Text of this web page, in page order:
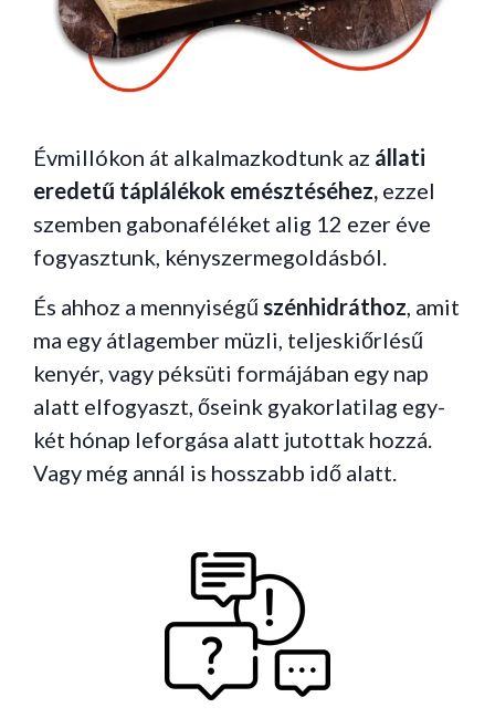
Évmillókon át alkalmazkodtunk az állati
eredetű táplálékok emésztéséhez, ezzel
szemben gabonaféléket alig 12 ezer éve
fogyasztunk, kényszermegoldásból.
És ahhoz a mennyiségű szénhidráthoz , amit
ma egy átlagember müzli, teljeskiőrlésű
kenyér, vagy péksüti formájában egy nap
alatt elfogyaszt, őseink gyakorlatilag egy-
két hónap leforgása alatt jutottak hozzá.
Vagy még annál is hosszabb idő alatt.